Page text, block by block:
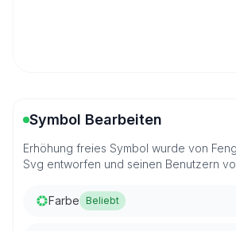
Symbol Bearbeiten
Erhöhung freies Symbol wurde von
Svg entworfen und seinen Benutzern
Farbe Beliebt